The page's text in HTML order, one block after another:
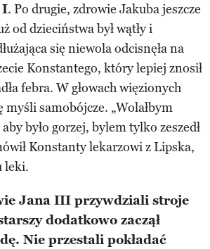
I. Po drugie, zdrowie Jakuba jeszcze
od dzieciństwa był wątły i
się niewola odcisnęła na
Konstantego, który lepiej znosił
febra. W głowach więzionych
myśli samobójcze. „Wolałbym
było gorzej, bylem tylko zeszedł
Konstanty lekarzowi z Lipska,
leki.
Jana III przywdziali stroje
dodatkowo zaczął
Nie przestali pokładać